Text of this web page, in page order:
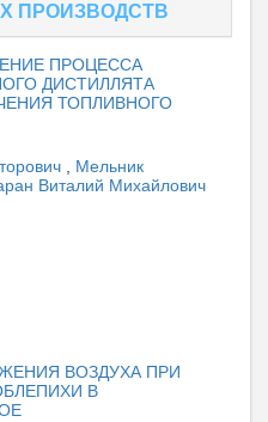
ПРОИЗВОДСТВ
ПРОЦЕССА
ДИСТИЛЛЯТА
ТОПЛИВНОГО
Мельник
Виталий Михайлович
ВОЗДУХА ПРИ
В